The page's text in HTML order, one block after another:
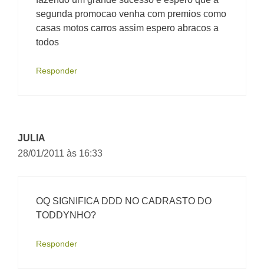
segunda promocao venha com premios como
casas motos carros assim espero abracos a
todos
Responder
JULIA
28/01/2011 às 16:33
OQ SIGNIFICA DDD NO CADRASTO DO
TODDYNHO?
Responder